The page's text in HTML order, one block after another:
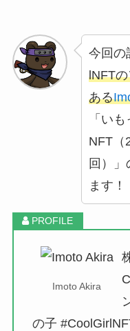
今回の
lNFT
ある
「い
NFT（
回）」
ます！
Imoto Akira
の子